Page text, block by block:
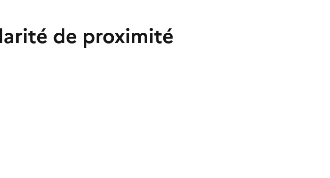
de proximité